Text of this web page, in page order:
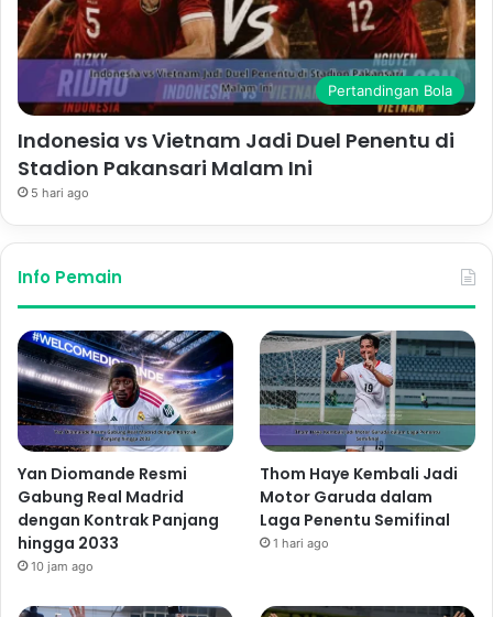
Pertandingan Bola
Indonesia vs Vietnam Jadi Duel Penentu di
Stadion Pakansari Malam Ini
5 hari ago
Info Pemain
Yan Diomande Resmi
Gabung Real Madrid
dengan Kontrak Panjang
hingga 2033
10 jam ago
Thom Haye Kembali Jadi
Motor Garuda dalam
Laga Penentu Semifinal
1 hari ago